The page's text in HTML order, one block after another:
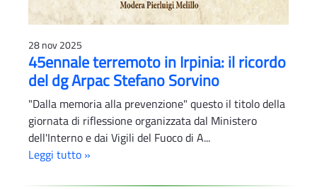
28 nov 2025
45ennale terremoto in Irpinia: il ricordo
del dg Arpac Stefano Sorvino
"Dalla memoria alla prevenzione" questo il titolo della
giornata di riflessione organizzata dal Ministero
dell'Interno e dai Vigili del Fuoco di A...
Leggi tutto »